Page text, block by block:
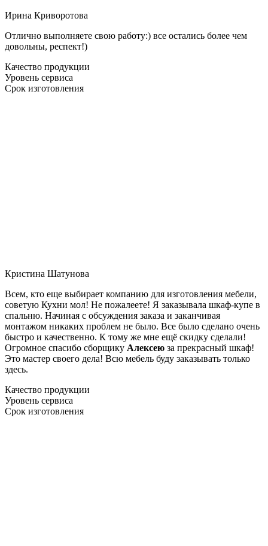
Ирина Криворотова
Отлично выполняете свою работу:) все остались более чем
довольны, респект!)
Качество продукции
Уровень сервиса
Срок изготовления
Кристина Шатунова
Всем, кто еще выбирает компанию для изготовления мебели,
советую Кухни мол! Не пожалеете! Я заказывала шкаф-купе в
спальню. Начиная с обсуждения заказа и заканчивая
монтажом никаких проблем не было. Все было сделано очень
быстро и качественно. К тому же мне ещё скидку сделали!
Огромное спасибо сборщику Алексею за прекрасный шкаф!
Это мастер своего дела! Всю мебель буду заказывать только
здесь.
Качество продукции
Уровень сервиса
Срок изготовления